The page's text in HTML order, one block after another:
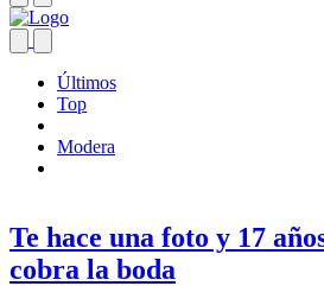
Últimos
Top
Modera
Te hace una foto y 17
cobra la boda